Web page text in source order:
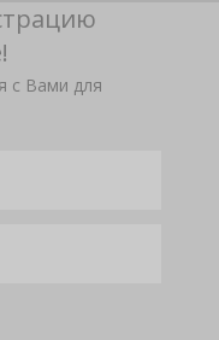
с Вами для